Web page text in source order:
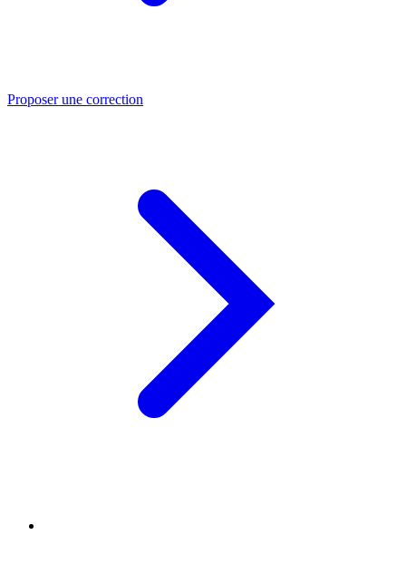
Proposer une correction